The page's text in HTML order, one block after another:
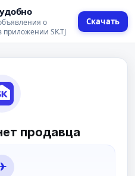
о
SK.TJ
Скачать
продавца